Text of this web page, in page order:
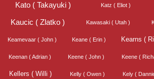
Kato ( Takayuki ) Katz ( Eliot )
Kaucic ( Zlatko ) Kawasaki ( Utah )
Keamevaar ( John ) Keane ( Erin ) Kearns (
Keenan ( Adrian ) Keene ( John ) Keene (
Kellers ( Willi ) Kelly ( Owen ) Kely (